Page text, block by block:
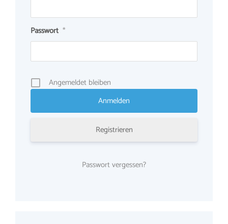
Passwort *
Angemeldet bleiben
Registrieren
Passwort vergessen?